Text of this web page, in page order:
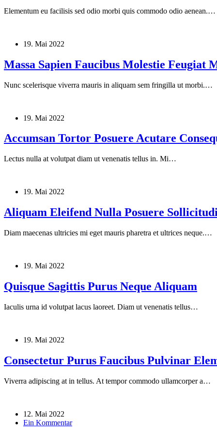
Elementum eu facilisis sed odio morbi quis commodo odio aenean.…
19. Mai 2022
Massa Sapien Faucibus Molestie Feugiat
Nunc scelerisque viverra mauris in aliquam sem fringilla ut morbi.…
19. Mai 2022
Accumsan Tortor Posuere Acutare
Lectus nulla at volutpat diam ut venenatis tellus in. Mi…
19. Mai 2022
Aliquam Eleifend Nulla Posuere
Diam maecenas ultricies mi eget mauris pharetra et ultrices neque.…
19. Mai 2022
Quisque Sagittis Purus Neque Aliquam
Iaculis urna id volutpat lacus laoreet. Diam ut venenatis tellus…
19. Mai 2022
Consectetur Purus Faucibus Pulvinar
Viverra adipiscing at in tellus. At tempor commodo ullamcorper a…
12. Mai 2022
Ein Kommentar